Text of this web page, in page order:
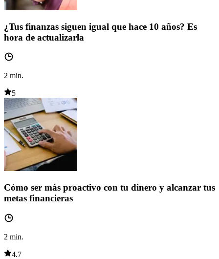
¿Tus finanzas siguen igual que hace 10 años? Es
hora de actualizarla
2 min.
5
Cómo ser más proactivo con tu dinero y alcanzar tus
metas financieras
2 min.
4.7